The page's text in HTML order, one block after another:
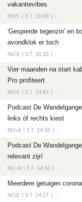
vakantievibes
NOS 3.7. 15:59 ··
'Gespierde tegenzin' en
avondklok er toch
NOS 3.7. 15:16 ··
Vier maanden na start
Pro profiteert
NOS 3.7. 14:57 ··
Podcast De
links óf rechts kiest
NU.nl 3.7. 14:32 ··
Podcast De
relevant zijn'
NU.nl 3.7. 14:32 ··
Meerdere getuigen
NOS 3.7. 14:27 ··